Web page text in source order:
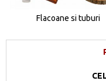
Flacoane si tuburi